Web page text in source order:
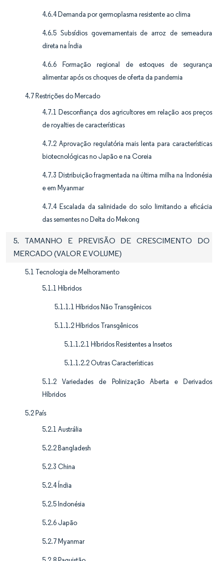
4.6.4 Demanda por germoplasma resistente ao clima
4.6.5 Subsídios governamentais de arroz de semeadura
direta na Índia
4.6.6 Formação regional de estoques de segurança
alimentar após os choques de oferta da pandemia
4.7 Restrições do Mercado
4.7.1 Desconfiança dos agricultores em relação aos preços
de royalties de características
4.7.2 Aprovação regulatória mais lenta para características
biotecnológicas no Japão e na Coreia
4.7.3 Distribuição fragmentada na última milha na Indonésia
e em Myanmar
4.7.4 Escalada da salinidade do solo limitando a eficácia
das sementes no Delta do Mekong
5. TAMANHO E PREVISÃO DE CRESCIMENTO DO
MERCADO (VALOR E VOLUME)
5.1 Tecnologia de Melhoramento
5.1.1 Híbridos
5.1.1.1 Híbridos Não Transgênicos
5.1.1.2 Híbridos Transgênicos
5.1.1.2.1 Híbridos Resistentes a Insetos
5.1.1.2.2 Outras Características
5.1.2 Variedades de Polinização Aberta e Derivados
Híbridos
5.2 País
5.2.1 Austrália
5.2.2 Bangladesh
5.2.3 China
5.2.4 Índia
5.2.5 Indonésia
5.2.6 Japão
5.2.7 Myanmar